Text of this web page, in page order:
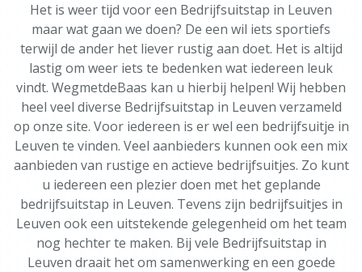
Het is weer tijd voor een Bedrijfsuitstap in Leuven
maar wat gaan we doen? De een wil iets sportiefs
terwijl de ander het liever rustig aan doet. Het is altijd
lastig om weer iets te bedenken wat iedereen leuk
vindt. WegmetdeBaas kan u hierbij helpen! Wij hebben
heel veel diverse Bedrijfsuitstap in Leuven verzameld
op onze site. Voor iedereen is er wel een bedrijfsuitje in
Leuven te vinden. Veel aanbieders kunnen ook een mix
aanbieden van rustige en actieve bedrijfsuitjes. Zo kunt
u iedereen een plezier doen met het geplande
bedrijfsuitstap in Leuven. Tevens zijn bedrijfsuitjes in
Leuven ook een uitstekende gelegenheid om het team
nog hechter te maken. Bij vele Bedrijfsuitstap in
Leuven draait het om samenwerking en een goede